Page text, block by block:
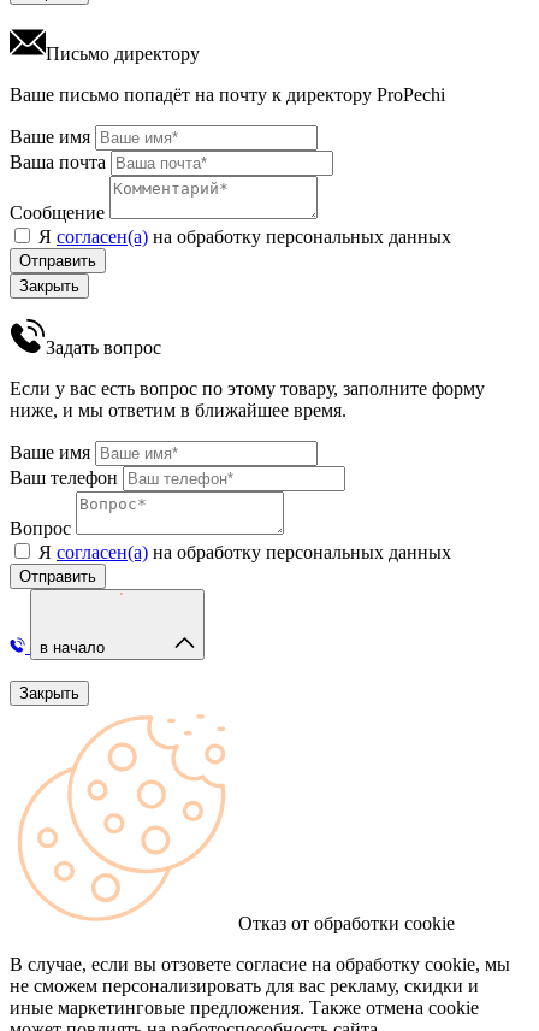
Письмо директору
Ваше письмо попадёт на почту к директору ProPechi
Ваше имя
Ваша почта
Сообщение
Я согласен(а) на обработку персональных данных
Отправить
Закрыть
Задать вопрос
Если у вас есть вопрос по этому товару, заполните форму
ниже, и мы ответим в ближайшее время.
Ваше имя
Ваш телефон
Вопрос
Я согласен(а) на обработку персональных данных
Отправить
в начало
Закрыть
Отказ от обработки cookie
В случае, если вы отзовете согласие на обработку cookie, мы
не сможем персонализировать для вас рекламу, скидки и
иные маркетинговые предложения. Также отмена cookie